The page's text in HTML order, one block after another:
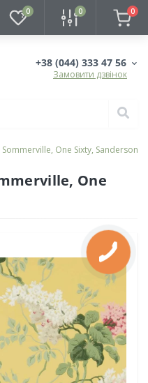
0 0 0
+38 (044) 333 47 56
Замовити дзвінок
One Sixty, Sanderson
One